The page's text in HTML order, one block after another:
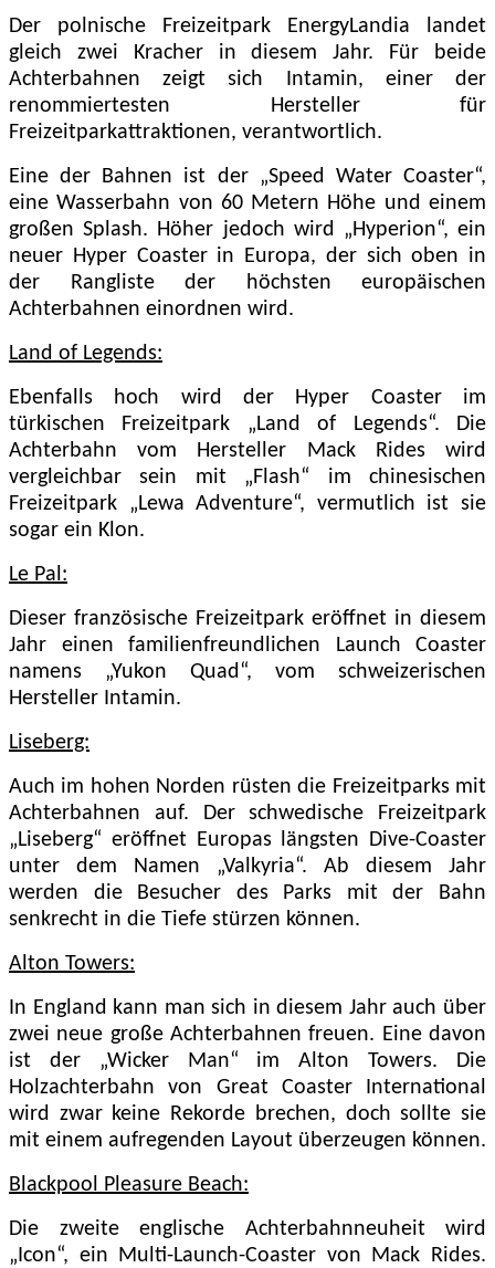
Der polnische Freizeitpark EnergyLandia landet
gleich zwei Kracher in diesem Jahr. Für beide
Achterbahnen zeigt sich Intamin, einer der
renommiertesten Hersteller für
Freizeitparkattraktionen, verantwortlich.
Eine der Bahnen ist der „Speed Water Coaster“,
eine Wasserbahn von 60 Metern Höhe und einem
großen Splash. Höher jedoch wird „Hyperion“, ein
neuer Hyper Coaster in Europa, der sich oben in
der Rangliste der höchsten europäischen
Achterbahnen einordnen wird.
Land of Legends:
Ebenfalls hoch wird der Hyper Coaster im
türkischen Freizeitpark „Land of Legends“. Die
Achterbahn vom Hersteller Mack Rides wird
vergleichbar sein mit „Flash“ im chinesischen
Freizeitpark „Lewa Adventure“, vermutlich ist sie
sogar ein Klon.
Le Pal:
Dieser französische Freizeitpark eröffnet in diesem
Jahr einen familienfreundlichen Launch Coaster
namens „Yukon Quad“, vom schweizerischen
Hersteller Intamin.
Liseberg:
Auch im hohen Norden rüsten die Freizeitparks mit
Achterbahnen auf. Der schwedische Freizeitpark
„Liseberg“ eröffnet Europas längsten Dive-Coaster
unter dem Namen „Valkyria“. Ab diesem Jahr
werden die Besucher des Parks mit der Bahn
senkrecht in die Tiefe stürzen können.
Alton Towers:
In England kann man sich in diesem Jahr auch über
zwei neue große Achterbahnen freuen. Eine davon
ist der „Wicker Man“ im Alton Towers. Die
Holzachterbahn von Great Coaster International
wird zwar keine Rekorde brechen, doch sollte sie
mit einem aufregenden Layout überzeugen können.
Blackpool Pleasure Beach:
Die zweite englische Achterbahnneuheit wird
„Icon“, ein Multi-Launch-Coaster von Mack Rides.